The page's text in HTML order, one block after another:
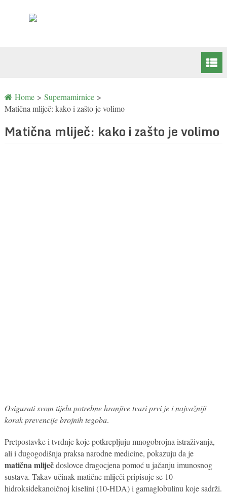
Home> Supernamirnice>
Matična mliječ: kako i zašto je volimo
Matična mliječ: kako i zašto je volimo
Osigurati svom tijelu potrebne hranjive tvari prvi je i najvažniji
korak prevencije brojnih tegoba.
Pretpostavke i tvrdnje koje potkrepljuju mnogobrojna istraživanja,
ali i dugogodišnja praksa narodne medicine, pokazuju da je
matična mliječdoslovce dragocjena pomoć u jačanju imunosnog
sustava. Takav učinak matične mliječi pripisuje se 10-
hidroksidekanoičnoj kiselini (10-HDA) i gamaglobulinu koje sadrži.